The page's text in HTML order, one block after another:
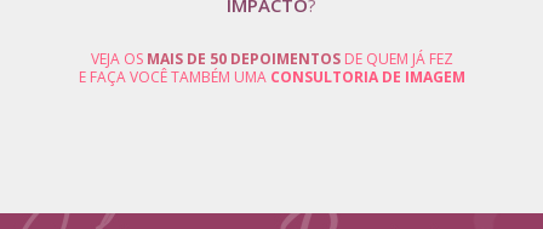
VEJA OS MAIS DE 50 DEPOIMENTOSDE QUEM JÁ FEZ
E FAÇA VOCÊ TAMBÉM UMA CONSULTORIA DE IMAGEM